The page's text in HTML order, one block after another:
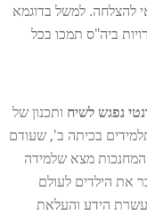
להצלחה. למשל בדוגמא
ביה"ס תמכו בכל
נפגש לשיח ותכנון של
בכיתה ב', שעודם
המחנכות מצא שלמידה
את הילדים לעולם
הידע והעלאת